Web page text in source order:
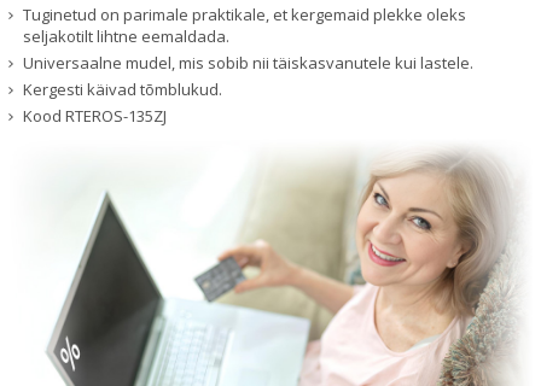
Tuginetud on parimale praktikale, et kergemaid plekke oleks
seljakotilt lihtne eemaldada.
Universaalne mudel, mis sobib nii täiskasvanutele kui lastele.
Kergesti käivad tõmblukud.
Kood RTEROS-135ZJ